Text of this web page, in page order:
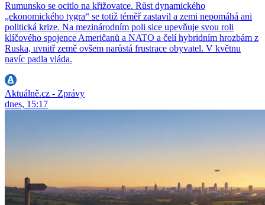
Rumunsko se ocitlo na křižovatce. Růst dynamického
„ekonomického tygra“ se totiž téměř zastavil a zemi nepomáhá ani
politická krize. Na mezinárodním poli sice upevňuje svou roli
klíčového spojence Američanů a NATO a čelí hybridním hrozbám z
Ruska, uvnitř země ovšem narůstá frustrace obyvatel. V květnu
navíc padla vláda.
Aktuálně.cz - Zprávy
dnes, 15:17